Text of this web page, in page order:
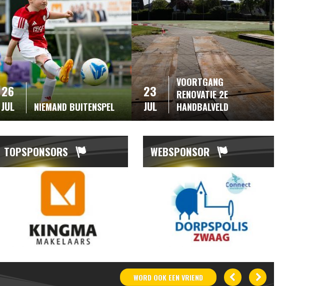
26
JUL NIEMAND BUITENSPEL
23
JUL
VOORTGANG
RENOVATIE 2E
HANDBALVELD
TOPSPONSORS WEBSPONSOR
WORD OOK EENVRIEND